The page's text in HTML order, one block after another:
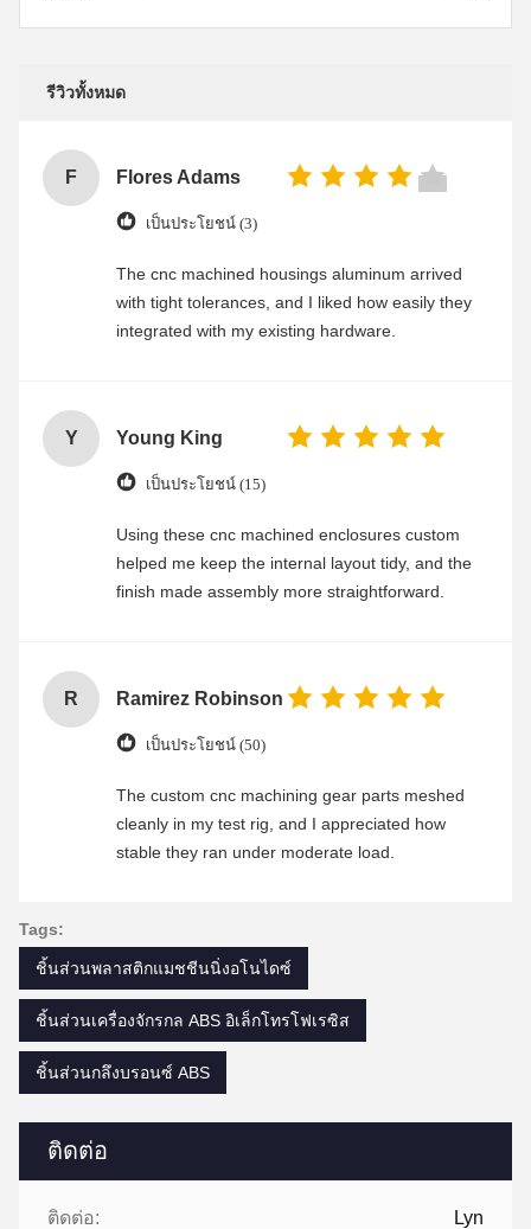
ติดต่อ
ติดต่อ: Lyn
รีวิวทั้งหมด
F Flores Adams
เป็นประโยชน์ (3)
The cnc machined housings aluminum arrived
with tight tolerances, and I liked how easily they
integrated with my existing hardware.
Y Young King
เป็นประโยชน์ (15)
Using these cnc machined enclosures custom
helped me keep the internal layout tidy, and the
finish made assembly more straightforward.
R Ramirez Robinson
เป็นประโยชน์ (50)
The custom cnc machining gear parts meshed
cleanly in my test rig, and I appreciated how
stable they ran under moderate load.
Tags:
ชิ้นส่วนพลาสติกแมชชีนนิ่งอโนไดซ์
ชิ้นส่วนเครื่องจักรกล ABS อิเล็กโทรโฟเรซิส
ชิ้นส่วนกลึงบรอนซ์ ABS